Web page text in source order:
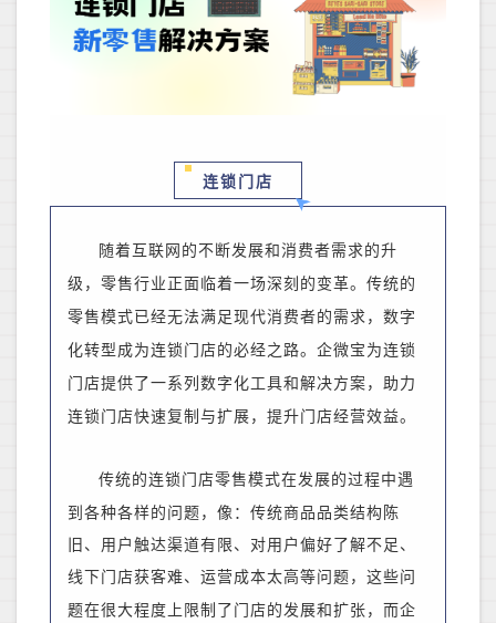
连锁门店
随着 互联网 的不断发展和消费者需求的升
级，零售行业正面临着一场深刻的变革。传统的
零售模式已经无法满足现代消费者的需求，数字
化转型成为连锁门店的必经之路。企微宝为连锁
门店提供了一系列数字化工具和解决方案， 助力
连锁门店快速复制与扩展，提升门店经营效益。
传统的连锁门店零售模式在发展的过程中遇
到各种各样的问题，像：传统商品品类结构陈
旧、用户触达渠道有限、对用户偏好了解不足、
线下门店获客难、运营成本太高等问题 ，这些问
题在很大程度上限制了门店的发展和扩张 ， 而企